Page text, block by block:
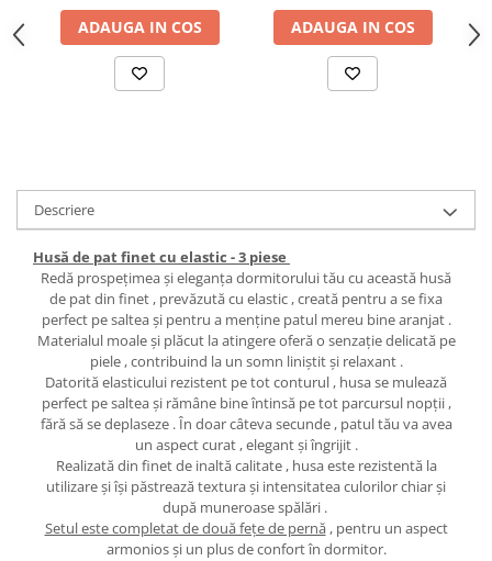
ADAUGA IN COS ADAUGA IN COS
Descriere
Husă de pat finet cu elastic - 3 piese
Redă prospețimea și eleganța dormitorului tău cu această husă
de pat din finet , prevăzută cu elastic , creată pentru a se fixa
perfect pe saltea și pentru a menține patul mereu bine aranjat .
Materialul moale și plăcut la atingere oferă o senzație delicată pe
piele , contribuind la un somn liniștit și relaxant .
Datorită elasticului rezistent pe tot conturul , husa se mulează
perfect pe saltea și rămâne bine întinsă pe tot parcursul nopții ,
fără să se deplaseze . În doar câteva secunde , patul tău va avea
un aspect curat , elegant și îngrijit .
Realizată din finet de inaltă calitate , husa este rezistentă la
utilizare și își păstrează textura și intensitatea culorilor chiar și
după muneroase spălări .
Setul este completat de două fețe de pernă, pentru un aspect
armonios și un plus de confort în dormitor.